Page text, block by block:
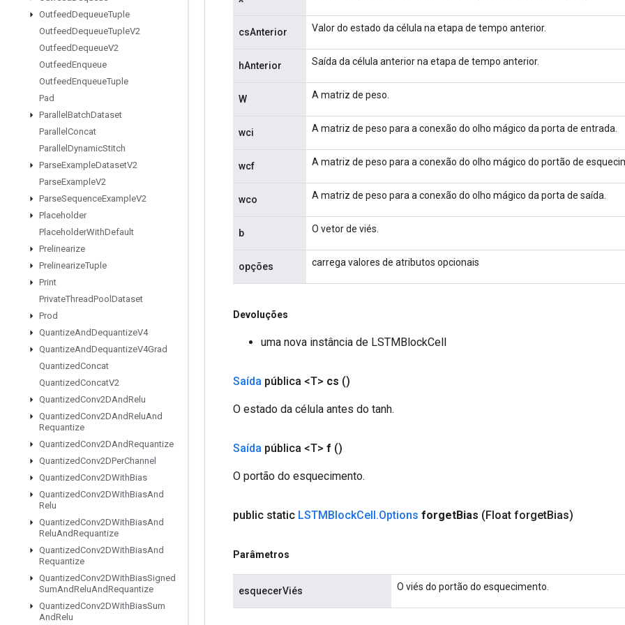
OutfeedDequeueTuple
OutfeedDequeueTupleV2
OutfeedDequeueV2
OutfeedEnqueue
OutfeedEnqueueTuple
Pad
Parallel BatchDataset
Parallel Concat
Parallel DynamicStitch
ParseExampleDatasetV2
ParseExampleV2
ParseSequenceExampleV2
Placeholder
PlaceholderWithDefault
Prelinearize
PrelinearizeTuple
Print
PrivateThreadPool Dataset
Prod
QuantizeAndDequantizeV4
QuantizeAndDequantizeV4Grad
QuantizedConcat
QuantizedConcatV2
QuantizedConv2DAndRelu
QuantizedConv2DAndReluAnd
Requantize
QuantizedConv2DAndRequantize
QuantizedConv2DPerChannel
QuantizedConv2DWithBias
QuantizedConv2DWithBiasAnd
Relu
QuantizedConv2DWithBiasAnd
ReluAndRequantize
QuantizedConv2DWithBiasAnd
Requantize
QuantizedConv2DWithBiasSigned
SumAndReluAndRequantize
QuantizedConv2DWithBiasSum
AndRelu
csAnterior Valor do estado da célula na etapa de tempo anterior.
hAnterior Saída da célula anterior na etapa de tempo anterior.
W A matriz de peso.
wci A matriz de peso para a conexão do olho mágico da porta de entrada.
wcf A matriz de peso para a conexão do olho mágico do portão de
wco A matriz de peso para a conexão do olho mágico da porta de saída.
b O vetor de viés.
opções carrega valores de atributos opcionais
Devoluções
uma nova instância de LSTMBlockCell
Saída pública <T> cs ()
O estado da célula antes do tanh.
Saída pública <T> f ()
O portão do esquecimento.
public static LSTMBlockCell.Options forgetBias (Float forgetBias)
Parâmetros
esquecerViés O viés do portão do esquecimento.